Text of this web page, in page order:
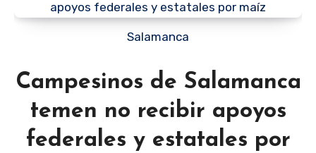
Salamanca
Campesinos de Salamanca
temen no recibir apoyos
federales y estatales por